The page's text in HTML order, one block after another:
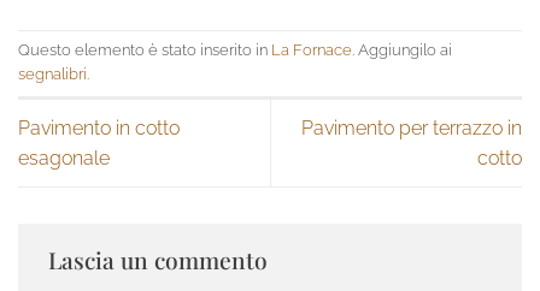
Questo elemento è stato inserito in La Fornace . Aggiungilo ai
segnalibri
Pavimento in cotto
esagonale
Pavimento per terrazzo in
cotto
Lascia un commento